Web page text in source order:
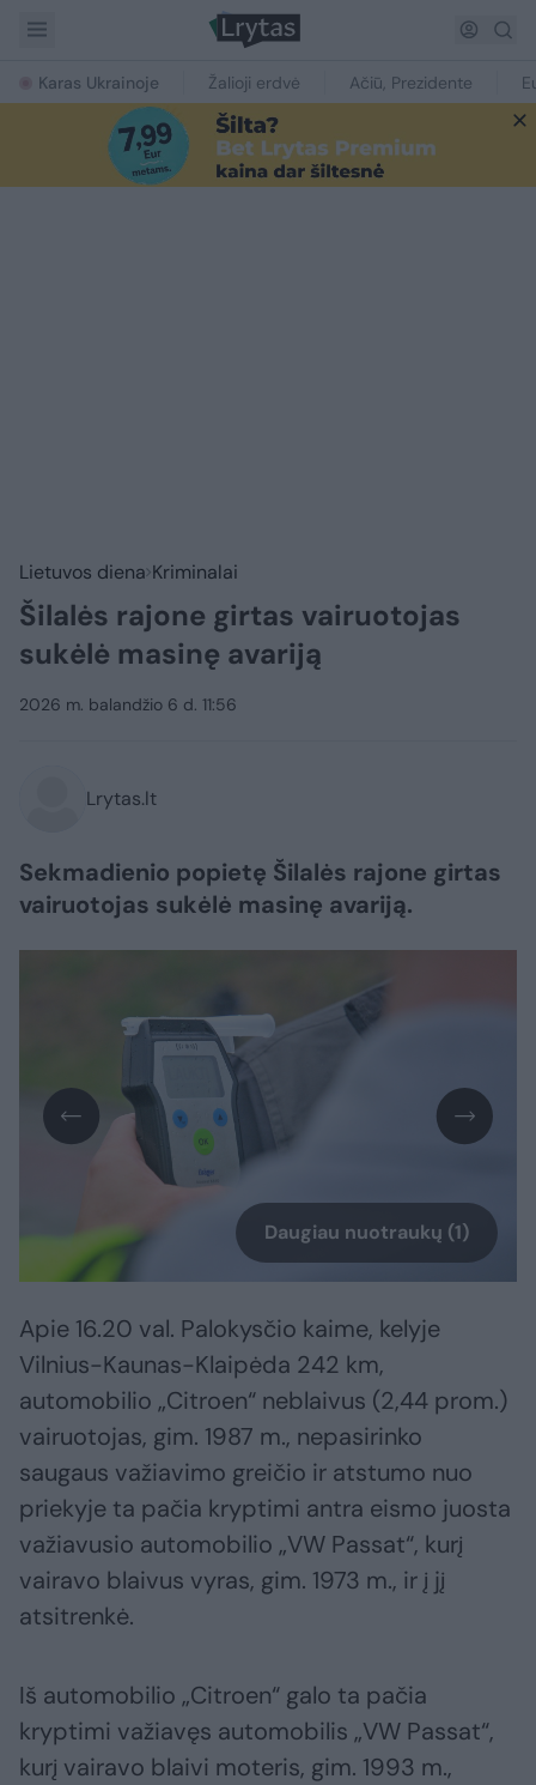
Karas Ukrainoje Žalioji erdvė Ačiū, Prezidente
Lietuvos diena Kriminalai
Šilalės rajone girtas vairuotojas
sukėlė masinę avariją
2026 m. balandžio 6 d. 11:56
Lrytas.lt
Sekmadienio popietę Šilalės rajone girtas
vairuotojas sukėlė masinę avariją.
Daugiau nuotraukų (1)
Apie 16.20 val. Palokysčio kaime, kelyje
Vilnius-Kaunas-Klaipėda 242 km,
automobilio „Citroen“ neblaivus (2,44 prom.)
vairuotojas, gim. 1987 m., nepasirinko
saugaus važiavimo greičio ir atstumo nuo
priekyje ta pačia kryptimi antra eismo juosta
važiavusio automobilio „VW Passat“, kurį
vairavo blaivus vyras, gim. 1973 m., ir į jį
atsitrenkė.
Iš automobilio „Citroen“ galo ta pačia
kryptimi važiavęs automobilis „VW Passat“,
kurį vairavo blaivi moteris, gim. 1993 m.,